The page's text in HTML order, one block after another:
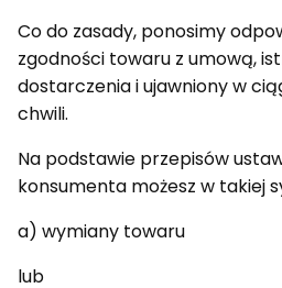
Co do zasady, ponosimy
zgodności towaru z umową,
dostarczenia i ujawniony w
chwili.
Na podstawie przepisów
konsumenta możesz w takiej
a) wymiany towaru
lub